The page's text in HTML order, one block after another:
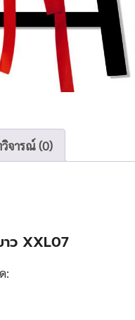
จารณ์ (0)
ว XXL07
: